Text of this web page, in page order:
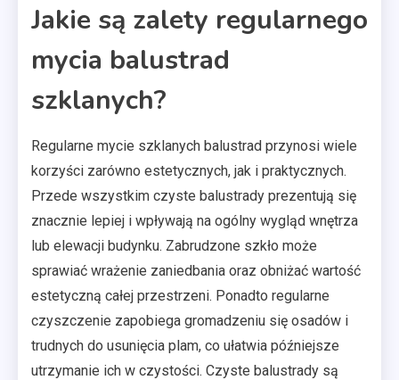
Jakie są zalety regularnego
mycia balustrad
szklanych?
Regularne mycie szklanych balustrad przynosi wiele
korzyści zarówno estetycznych, jak i praktycznych.
Przede wszystkim czyste balustrady prezentują się
znacznie lepiej i wpływają na ogólny wygląd wnętrza
lub elewacji budynku. Zabrudzone szkło może
sprawiać wrażenie zaniedbania oraz obniżać wartość
estetyczną całej przestrzeni. Ponadto regularne
czyszczenie zapobiega gromadzeniu się osadów i
trudnych do usunięcia plam, co ułatwia późniejsze
utrzymanie ich w czystości. Czyste balustrady są